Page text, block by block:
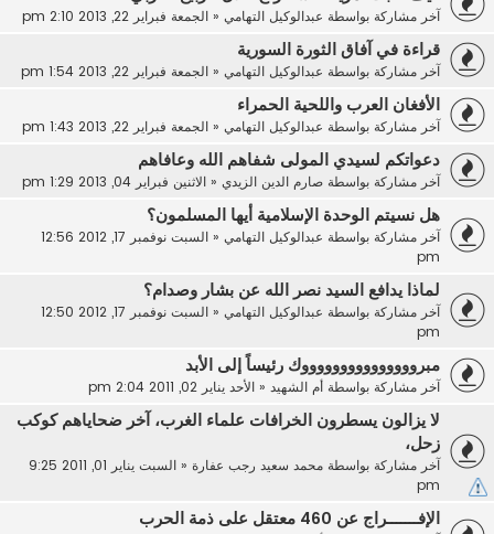
آخر مشاركة بواسطة عبدالوكيل التهامي « الجمعة فبراير 22, 2013 2:10 pm
قراءة في آفاق الثورة السورية
آخر مشاركة بواسطة عبدالوكيل التهامي « الجمعة فبراير 22, 2013 1:54 pm
الأفغان العرب واللحية الحمراء
آخر مشاركة بواسطة عبدالوكيل التهامي « الجمعة فبراير 22, 2013 1:43 pm
دعواتكم لسيدي المولى شفاهم الله وعافاهم
آخر مشاركة بواسطة صارم الدين الزيدي« الاثنين فبراير 04, 2013 1:29 pm
هل نسيتم الوحدة الإسلامية أيها المسلمون؟
آخر مشاركة بواسطة عبدالوكيل التهامي «
السبت نوفمبر 17, 2012 12:56
pm
لماذا يدافع السيد نصر الله عن بشار وصدام؟
آخر مشاركة بواسطة عبدالوكيل التهامي «
السبت نوفمبر 17, 2012 12:50
pm
مبروووووووووووووووك رئيساً إلى الأبد
آخر مشاركة بواسطة أم الشهيد« الأحد يناير 02, 2011 2:04 pm
لا يزالون يسطرون الخرافات علماء الغرب، آخر ضحاياهم كوكب
زحل،
آخر مشاركة بواسطة محمد سعيد رجب عفارة«
السبت يناير 01, 2011 9:25
pm
الإفـــــــراج عن 460 معتقل على ذمة الحرب